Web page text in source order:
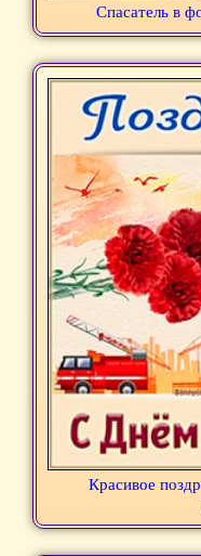
Спасатель в
Красивое